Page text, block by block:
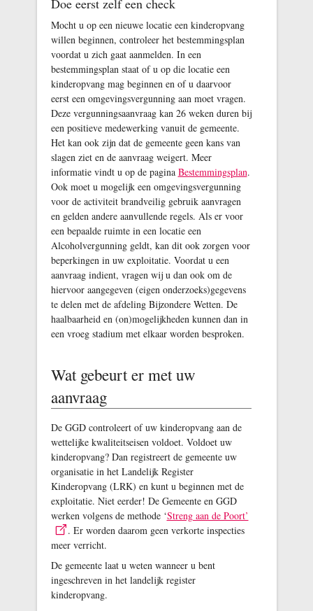
Doe eerst zelf een check
Mocht u op een nieuwe locatie een kinderopvang
willen beginnen, controleer het bestemmingsplan
voordat u zich gaat aanmelden. In een
bestemmingsplan staat of u op die locatie een
kinderopvang mag beginnen en of u daarvoor
eerst een omgevingsvergunning aan moet vragen.
Deze vergunningsaanvraag kan 26 weken duren bij
een positieve medewerking vanuit de gemeente.
Het kan ook zijn dat de gemeente geen kans van
slagen ziet en de aanvraag weigert. Meer
informatie vindt u op de pagina Bestemmingsplan.
Ook moet u mogelijk een omgevingsvergunning
voor de activiteit brandveilig gebruik aanvragen
en gelden andere aanvullende regels. Als er voor
een bepaalde ruimte in een locatie een
Alcoholvergunning geldt, kan dit ook zorgen voor
beperkingen in uw exploitatie. Voordat u een
aanvraag indient, vragen wij u dan ook om de
hiervoor aangegeven (eigen onderzoeks)gegevens
te delen met de afdeling Bijzondere Wetten. De
haalbaarheid en (on)mogelijkheden kunnen dan in
een vroeg stadium met elkaar worden besproken.
Wat gebeurt er met uw
aanvraag
De GGD controleert of uw kinderopvang aan de
wettelijke kwaliteitseisen voldoet. Voldoet uw
kinderopvang? Dan registreert de gemeente uw
organisatie in het Landelijk Register
Kinderopvang (LRK) en kunt u beginnen met de
exploitatie. Niet eerder! De Gemeente en GGD
werken volgens de methode ‘Streng aan de Poort’
. Er worden daarom geen verkorte inspecties
meer verricht.
De gemeente laat u weten wanneer u bent
ingeschreven in het landelijk register
kinderopvang.